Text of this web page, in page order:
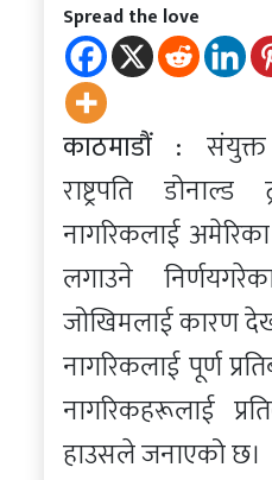
Spread the love
काठमाडौं :
राष्ट्रपति
नागरिकलाई अमेरिका
लगाउने
जोखिमलाई कारण
नागरिकलाई पूर्ण
नागरिकहरूलाई
हाउसले जनाएको छ।